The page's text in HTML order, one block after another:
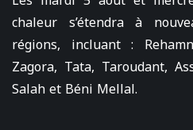
chaleur s’étendra à
régions, incluant :
Zagora, Tata, Taroudant,
Salah et Béni Mellal.